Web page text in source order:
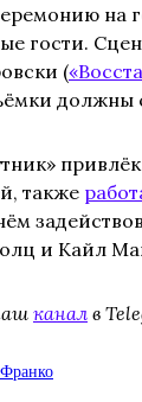
на
гости.
(
должны
также
и Кайл
канал в